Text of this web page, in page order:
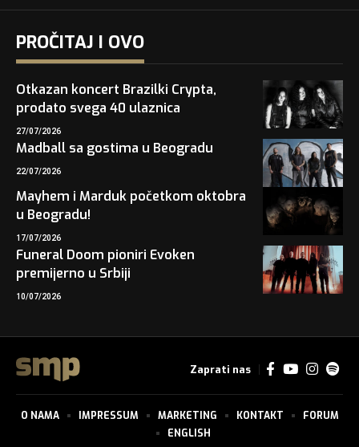
PROČITAJ I OVO
Otkazan koncert Brazilki Crypta,
prodato svega 40 ulaznica
27/07/2026
Madball sa gostima u Beogradu
22/07/2026
Mayhem i Marduk početkom oktobra
u Beogradu!
17/07/2026
Funeral Doom pioniri Evoken
premijerno u Srbiji
10/07/2026
Zaprati nas
O NAMA IMPRESSUM MARKETING KONTAKT
FORUM
ENGLISH